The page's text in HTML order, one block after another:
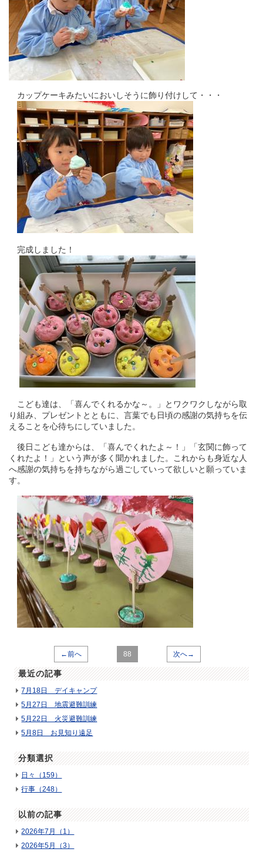
カップケーキみたいにおいしそうに飾り付けして・・・
完成しました！
こども達は、「喜んでくれるかな～。」とワクワクしながら取
り組み、プレゼントとともに、言葉でも日頃の感謝の気持ちを伝
えることを心待ちにしていました。
後日こども達からは、「喜んでくれたよ～！」「玄関に飾って
くれたよ！」という声が多く聞かれました。これからも身近な人
へ感謝の気持ちを持ちながら過ごしていって欲しいと願っていま
す。
←前へ 88 次へ→
最近の記事
7月18日 デイキャンプ
5月27日 地震避難訓練
5月22日 火災避難訓練
5月8日 お見知り遠足
分類選択
日々（159）
行事（248）
以前の記事
2026年7月（1）
2026年5月（3）